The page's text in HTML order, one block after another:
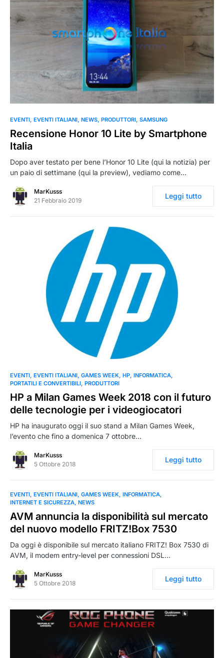
0
EVENTI EVENTI ITALIANI NEWS PRODUTTORI SAMSUNG
Recensione Honor 10 Lite by Smartphone
Italia
Dopo aver testato per bene l’Honor 10 Lite (qui la notizia) per
un paio di settimane (qui la preview), vediamo come…
MarKusss
21 Febbraio 2019
Leggi tutto
0
EVENTI EVENTI ITALIANI GAMES WEEK HP INFORMATICA
PORTATILI E CONVERTIBILI PRODUTTORI
HP a Milan Games Week 2018 con il futuro
delle tecnologie per i videogiocatori
HP ha inaugurato oggi il suo stand a Milan Games Week,
l’evento che fino a domenica 7 ottobre…
MarKusss
5 Ottobre 2018
Leggi tutto
EVENTI EVENTI ITALIANI GAMES WEEK INFORMATICA
INTERNET E SICUREZZA NEWS
AVM annuncia la disponibilità sul mercato
del nuovo modello FRITZ!Box 7530
Da oggi è disponibile sul mercato italiano FRITZ! Box 7530 di
AVM, il modem entry-level per connessioni DSL…
MarKusss
5 Ottobre 2018
Leggi tutto